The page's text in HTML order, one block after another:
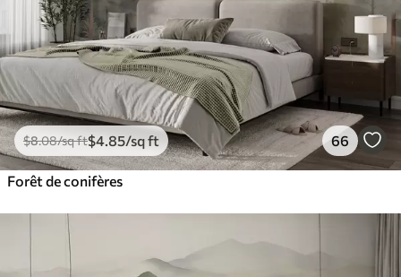
$8.08/sq ft$4 .85/sq ft 66
Forêt de conifères